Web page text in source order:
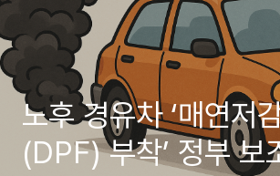
노후 경유차 ‘매연저
(DPF) 부착’ 정부 보